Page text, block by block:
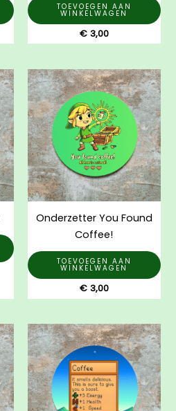
TOEVOEGEN AAN
WINKELWAGEN
€3,00
Onderzetter You Found
Coffee!
TOEVOEGEN AAN
WINKELWAGEN
€3,00